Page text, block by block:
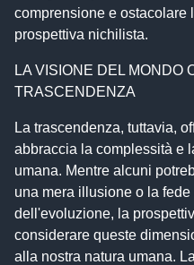
comprensione e ostacolare
prospettiva nichilista.
LA VISIONE DEL MONDO
TRASCENDENZA
La trascendenza, tuttavia,
abbraccia la complessità e
umana. Mentre alcuni
una mera illusione o la
dell'evoluzione, la
considerare queste
alla nostra natura umana.